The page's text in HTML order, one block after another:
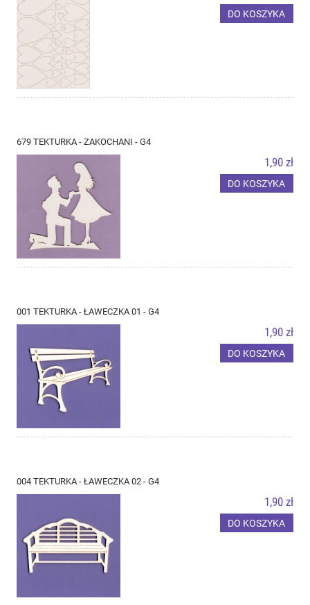
DO KOSZYKA
679 TEKTURKA - ZAKOCHANI - G4
1,90 zł
DO KOSZYKA
001 TEKTURKA - ŁAWECZKA 01 - G4
1,90 zł
DO KOSZYKA
004 TEKTURKA - ŁAWECZKA 02 - G4
1,90 zł
DO KOSZYKA